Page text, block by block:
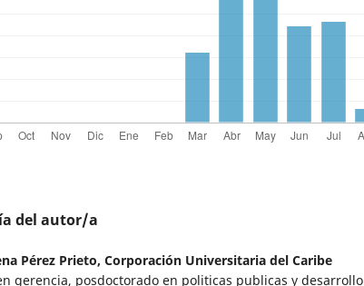
del autor/a
Pérez Prieto, Corporación Universitaria del Caribe
gerencia, posdoctorado en politicas publicas y desarrollo